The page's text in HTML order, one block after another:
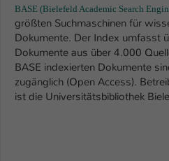
BASE (Bielefeld Academic Search
größten Suchmaschinen für
Dokumente. Der Index umfasst
Dokumente aus über 4.000
BASE indexierten Dokumente
zugänglich (Open Access).
ist die Universitätsbibliothek